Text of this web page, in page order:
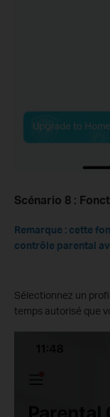
Scénario 8 :
Remarque : cette
contrôle parental
Sélectionnez un
temps autorisé que